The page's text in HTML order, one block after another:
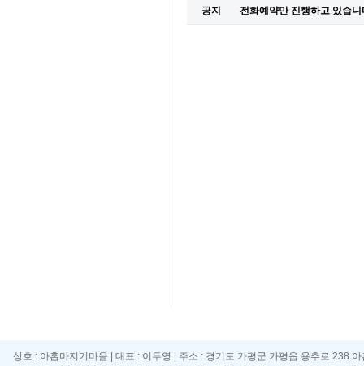
공지 전화예약만 진행하고 있습
상호 : 아홉마지기마을 | 대표 : 이두영 | 주소 : 경기도 가평군 가평읍 용추로 238